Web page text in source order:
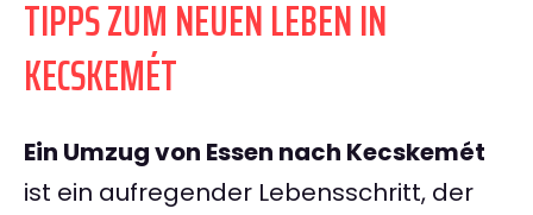
TIPPS ZUM NEUEN LEBEN IN
KECSKEMÉT
Ein Umzug von Essen nach Kecskemét
ist ein aufregender Lebensschritt, der